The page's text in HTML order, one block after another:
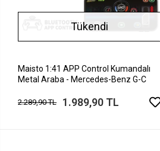
Tükendi
Maisto 1:41 APP Control Kumandalı
Metal Araba - Mercedes-Benz G-C
2.289,90 TL 1.989,90 TL